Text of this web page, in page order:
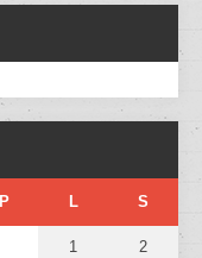
P L S
1 2